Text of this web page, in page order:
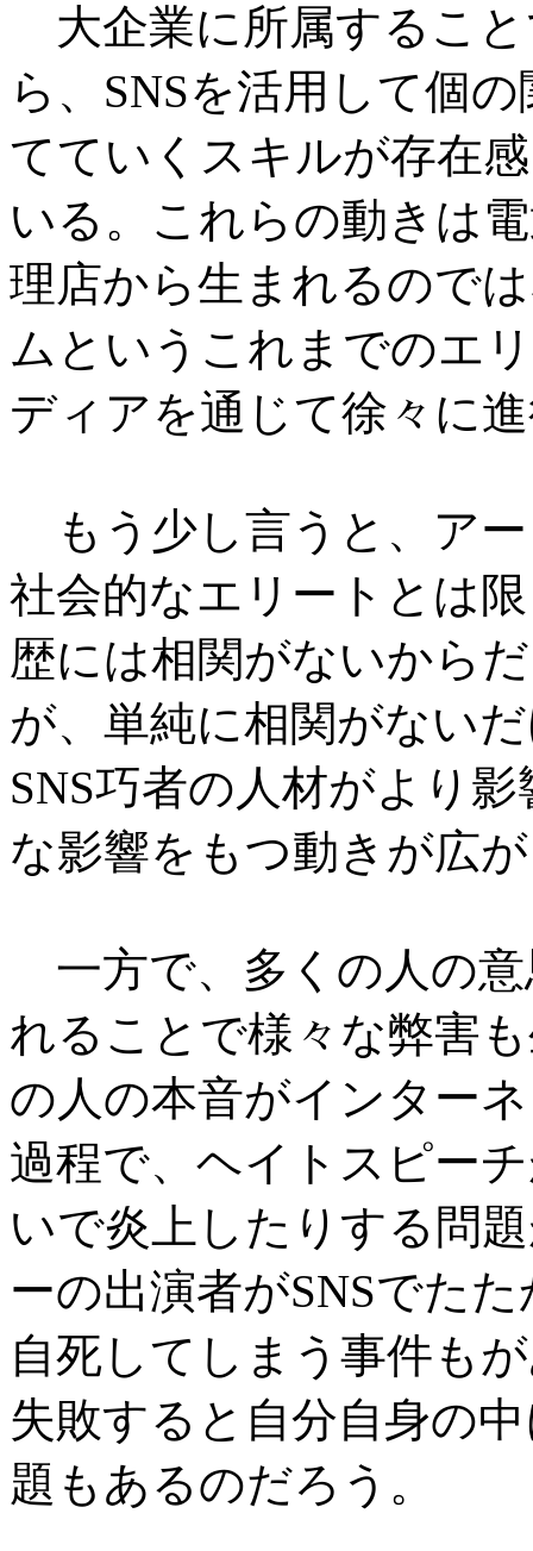
大企業に所属するこ
ら、SNSを活用して個
てていくスキルが存在
いる。これらの動きは
理店から生まれるので
ムというこれまでのエ
ディアを通じて徐々に
もう少し言うと、ア
社会的なエリートとは
歴には相関がないから
が、単純に相関がない
SNS巧者の人材がより
な影響をもつ動きが広
一方で、多くの人の
れることで様々な弊害
の人の本音がインター
過程で、ヘイトスピー
いで炎上したりする問
ーの出演者がSNSでた
自死してしまう事件も
失敗すると自分自身の
題もあるのだろう。